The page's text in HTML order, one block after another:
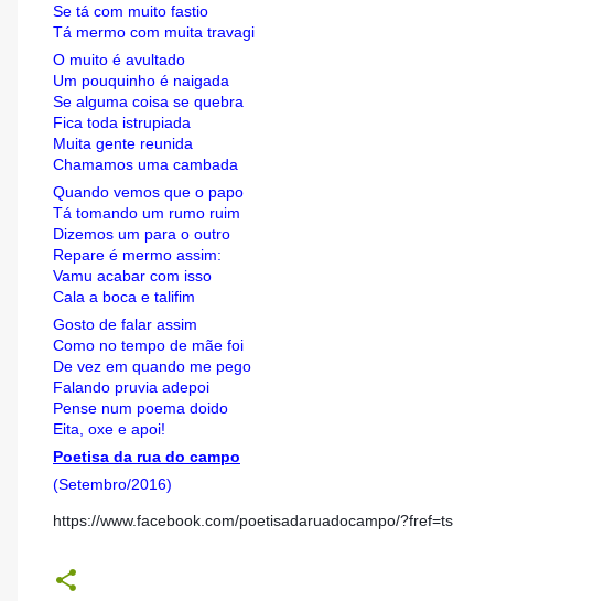
Se tá com muito fastio
Tá mermo com muita travagi
O muito é avultado
Um pouquinho é naigada
Se alguma coisa se quebra
Fica toda istrupiada
Muita gente reunida
Chamamos uma cambada
Quando vemos que o papo
Tá tomando um rumo ruim
Dizemos um para o outro
Repare é mermo assim:
Vamu acabar com isso
Cala a boca e talifim
Gosto de falar assim
Como no tempo de mãe foi
De vez em quando me pego
Falando pruvia adepoi
Pense num poema doido
Eita, oxe e apoi!
Poetisa da rua do campo
(Setembro/2016)
https://www.facebook.com/poetisadaruadocampo/?fref=ts